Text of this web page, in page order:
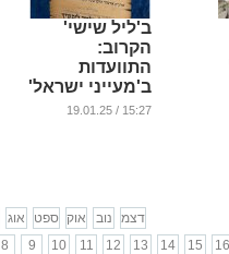
ב'ליל שישי'
הקרוב:
התוועדות
ב'מעייני ישראל'
...
15:27 / 19.01.25
אוג ספט אוק נוב
דצמ
8 9 10 11 12 13 14 15 16